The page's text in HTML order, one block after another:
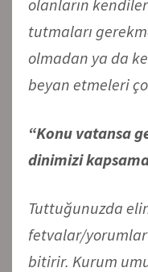
olanların
tutmaları
olmadan ya da
beyan etmeleri
“Konu vatansa
dinimizi
Tuttuğunuzda
fetvalar/yorumlar
bitirir. Kurum